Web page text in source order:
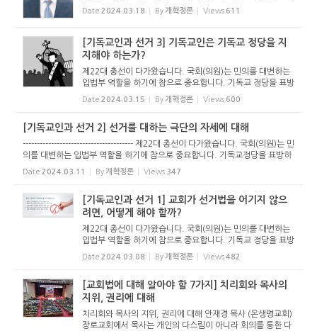
하는 곳도 선거에 나섭니다. 기독교인이라고 하면서 선거승리
를 위해 불법에 가담해서는 안되겠고, 교회도 선거법을 제대로
Date 2024.03.18 By 개혁정론 Views 611
[기독교인과 선거 3] 기독교인은 기독교 정당을 지
지해야 하는가?
제22대 총선이 다가왔습니다. 국회(의원)는 민의를 대변하는
입법부 역할을 하기에 참으로 중요합니다. 기독교 정당을 표방
하는 곳도 선거에 나섭니다. 기독교인이라고 하면서 선거승리
를 위해 불법에 가담해서는 안되겠고, 교회도 선거법을 제대로
Date 2024.03.15 By 개혁정론 Views 600
[기독교인과 선거 2] 선거를 대하는 극단의 자세에 대해
--------------------------------------- 제22대 총선이 다가왔습니다. 국회(의원)는 민
의를 대변하는 입법부 역할을 하기에 참으로 중요합니다. 기독교정당을 표방하
는 곳도 선거에 나섭니다. 기독교인이라고 하면서 선거승리를 위해 불법에 가담
Date 2024.03.11 By 개혁정론 Views 347
[기독교인과 선거 1] 교회가 선거법을 어기지 않으
려면, 어떻게 해야 할까?
제22대 총선이 다가왔습니다. 국회(의원)는 민의를 대변하는
입법부 역할을 하기에 참으로 중요합니다. 기독교 정당을 표방
하는 곳도 선거에 나섭니다. 기독교인이라고 하면서 선거승리
를 위해 불법에 가담해서는 안되겠고, 교회도 선거법을 제대로
Date 2024.03.08 By 개혁정론 Views482
[교회법에 대해 알아야 할 7가지] 치리회와 목사의
지위, 권리에 대해
치리회와 목사의 지위, 권리에 대해 안재경 목사 (온생명교회)
장로교회에서 목사는 개인의 다스림이 아니라 회의를 통한 다